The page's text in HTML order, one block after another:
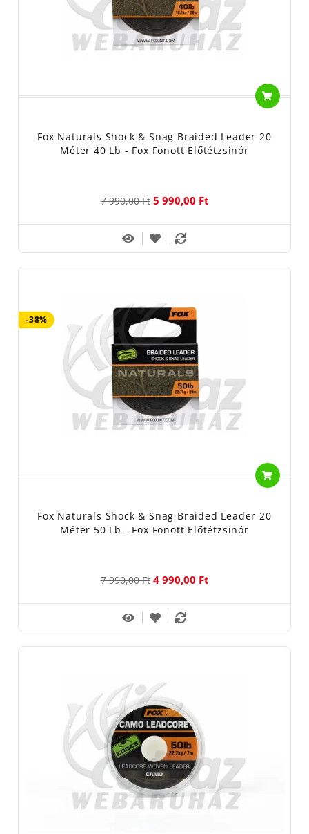
Fox Naturals Shock & Snag Braided Leader 20
Méter 40 Lb - Fox Fonott Előtétzsinór
7 990,00 Ft 5 990,00 Ft
-38%
Fox Naturals Shock & Snag Braided Leader 20
Méter 50 Lb - Fox Fonott Előtétzsinór
7 990,00 Ft 4 990,00 Ft